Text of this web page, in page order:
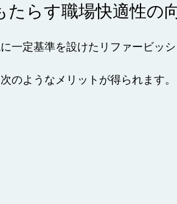
らす職場快適性の
一定基準を設けたリファービッ
のようなメリットが得られます。